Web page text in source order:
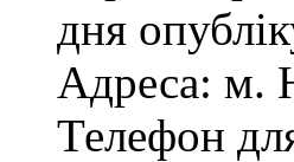
дня
Адреса: м.
Телефон